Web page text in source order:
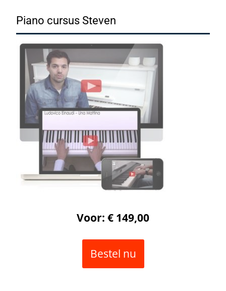
Piano cursus Steven
Voor: € 149,00
Bestel nu